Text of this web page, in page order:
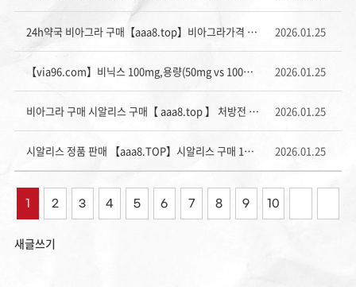
24h약국 비아그라 구매【aaa8.top】비아그라가격 발기부전 2026.01.25
【via96.com】비닉스 100mg,용량(50mg vs 100mg) 지정 구매 2026.01.25
비아그라 구매 시알리스 구매【 aaa8.top 】 처방전 없이 판매 사이트 온라인 약국, 여성흥분제 구입하기 2026.01.25
시알리스 정품 판매 【aaa8.TOP】시알리스 구매 1정에 500원 2026.01.25
1 2 3 4 5 6 7 8 9 10
새글쓰기